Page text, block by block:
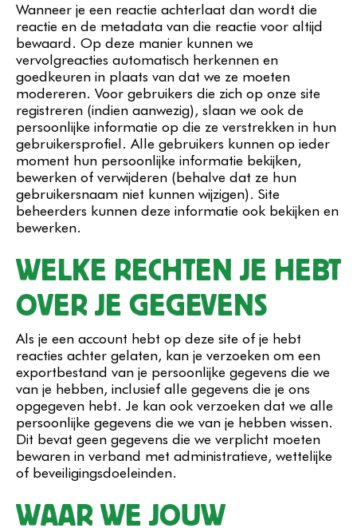
Wanneer je een reactie achterlaat dan wordt die
reactie en de metadata van die reactie voor altijd
bewaard. Op deze manier kunnen we
vervolgreacties automatisch herkennen en
goedkeuren in plaats van dat we ze moeten
modereren. Voor gebruikers die zich op onze site
registreren (indien aanwezig), slaan we ook de
persoonlijke informatie op die ze verstrekken in hun
gebruikersprofiel. Alle gebruikers kunnen op ieder
moment hun persoonlijke informatie bekijken,
bewerken of verwijderen (behalve dat ze hun
gebruikersnaam niet kunnen wijzigen). Site
beheerders kunnen deze informatie ook bekijken en
bewerken.
WELKE RECHTEN JE HEBT
OVER JE GEGEVENS
Als je een account hebt op deze site of je hebt
reacties achter gelaten, kan je verzoeken om een
exportbestand van je persoonlijke gegevens die we
van je hebben, inclusief alle gegevens die je ons
opgegeven hebt. Je kan ook verzoeken dat we alle
persoonlijke gegevens die we van je hebben wissen.
Dit bevat geen gegevens die we verplicht moeten
bewaren in verband met administratieve, wettelijke
of beveiligingsdoeleinden.
WAAR WE JOUW